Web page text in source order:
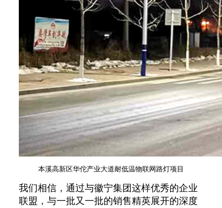
本溪高新区华佗产业大道耐低温物联网路灯项目
我们相信，通过与徽宁集团这样优秀的企业
联盟，与一批又一批的销售精英展开的深度